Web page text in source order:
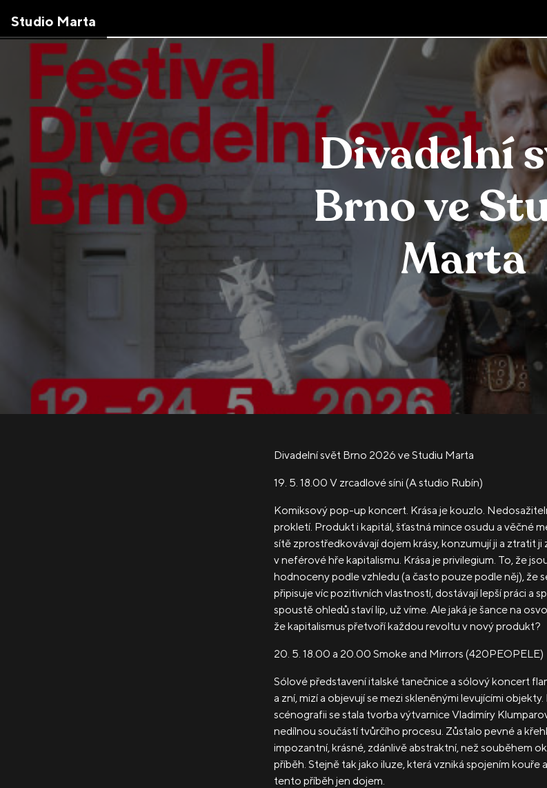
the
Studio Marta
Divadelní
Brno ve
Marta
Divadelní svět Brno 2026 ve Studiu Marta
19. 5. 18.00 V zrcadlové síni (A studio Rubín)
Komiksový pop-up koncert. Krása je kouzlo.
prokletí. Produkt i kapitál, šťastná mince osudu a věčné
sítě zprostředkovávají dojem krásy, konzumují ji a ztratit ji
v neférové hře kapitalismu. Krása je privilegium. To, že
hodnoceny podle vzhledu (a často pouze podle něj), že
připisuje víc pozitivních vlastností, dostávají lepší práci a
spoustě ohledů staví líp, už víme. Ale jaká je šance na
že kapitalismus přetvoří každou revoltu v nový produkt?
20. 5. 18.00 a 20.00 Smoke and Mirrors (420PEOPELE)
Sólové představení italské tanečnice a sólový koncert
a zní, mizí a objevují se mezi skleněnými levujícími
scénografii se stala tvorba výtvarnice Vladimíry
nedílnou součástí tvůrčího procesu. Zůstalo pevné a
impozantní, krásné, zdánlivě abstraktní, než souběhem
příběh. Stejně tak jako iluze, která vzniká spojením kouře
tento příběh jen dojem.